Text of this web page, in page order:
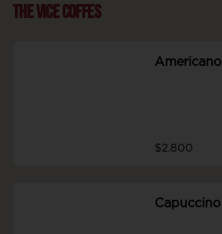
The Vice Coffes
Americano
$2.800
Capuccino